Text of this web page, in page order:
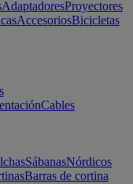
AdaptadoresProyectores
AccesoriosBicicletas
Cables
SábanasNórdicos
Barras de cortina